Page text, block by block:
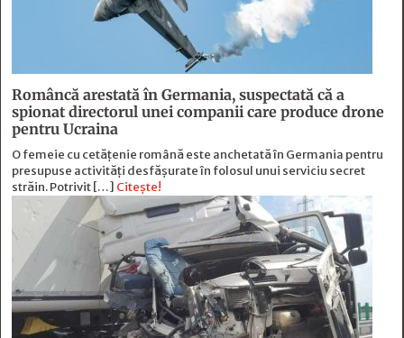
Româncă arestată în Germania, suspectată că a
spionat directorul unei companii care produce drone
pentru Ucraina
O femeie cu cetățenie română este anchetată în Germania pentru
presupuse activități desfășurate în folosul unui serviciu secret
străin. Potrivit […] Citește!